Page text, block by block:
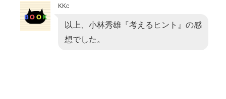
KKc
以上、小林秀雄『考えるヒント』の感
想でした。